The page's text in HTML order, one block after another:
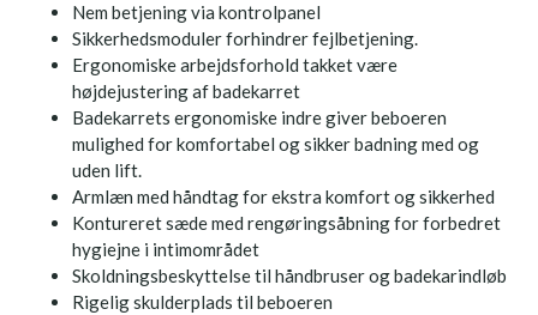
Nem betjening via kontrolpanel
Sikkerhedsmoduler forhindrer fejlbetjening.
Ergonomiske arbejdsforhold takket være
højdejustering af badekarret
Badekarrets ergonomiske indre giver beboeren
mulighed for komfortabel og sikker badning med og
uden lift.
Armlæn med håndtag for ekstra komfort og sikkerhed
Kontureret sæde med rengøringsåbning for forbedret
hygiejne i intimområdet
Skoldningsbeskyttelse til håndbruser og badekarindløb
Rigelig skulderplads til beboeren